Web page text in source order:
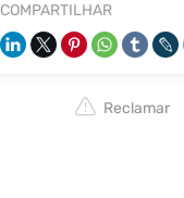
COMPARTILHAR
Reclamar